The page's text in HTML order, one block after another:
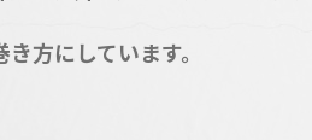
方にしています。